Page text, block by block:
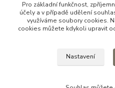
Tomáš Holoubek
+420736720979
Pro základní funkčnost,
účely a v případě udělení
využíváme soubory cookies.
cookies můžete kdykoli upravit
Nastavení